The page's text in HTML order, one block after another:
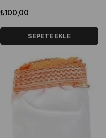
₺100,00
SEPETE EKLE